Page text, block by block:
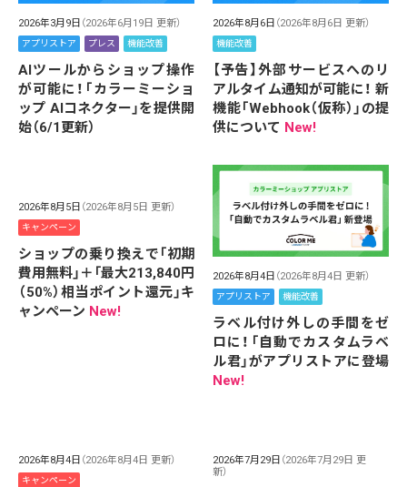
2026年3月9日 （2026年6月19日 更新）
アプリストア プレス 機能改善
AIツールからショップ操作
が可能に！「カラーミーショ
ップ AIコネクター」を提供開
始（6/1更新）
2026年8月6日 （2026年8月6日 更新）
機能改善
【予告】外部サービスへのリ
アルタイム通知が可能に！ 新
機能「Webhook（仮称）」の提
供について New!
2026年8月5日 （2026年8月5日 更新）
キャンペーン
ショップの乗り換えで「初期
費用無料」＋「最大213,840円
（50%）相当ポイント還元」キ
ャンペーン New!
2026年8月4日 （2026年8月4日 更新）
アプリストア 機能改善
ラベル付け外しの手間をゼ
ロに！「自動でカスタムラベ
ル君」がアプリストアに登場
New!
2026年8月4日 （2026年8月4日 更新）
キャンペーン
2026年7月29日 （2026年7月29日 更
新）